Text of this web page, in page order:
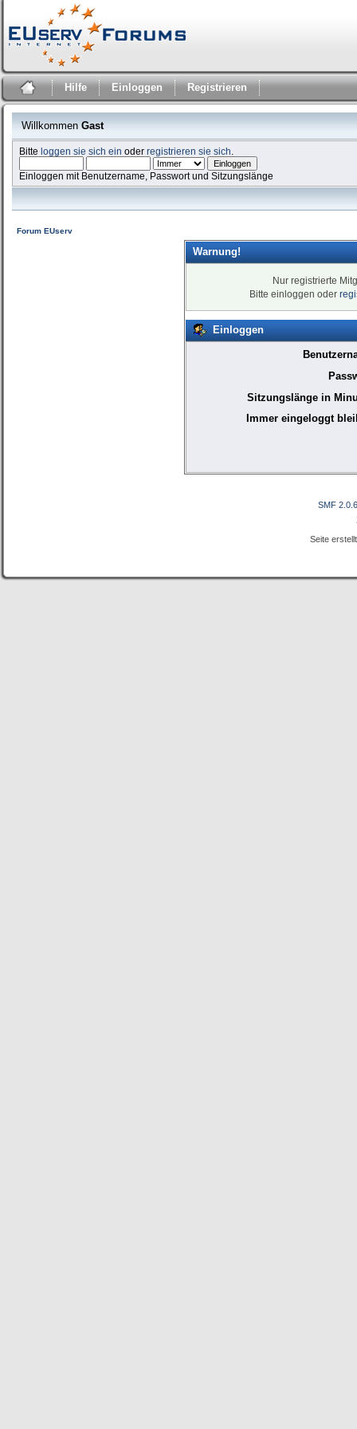
Hilfe Einloggen Registrieren
Willkommen Gast
Bitteloggen sie sich ein oderregistrieren sie sich
Einloggen mit Benutzername, Passwort und Sitzungslänge
Forum EUserv
Warnung!
Nur registrierte
Bitte einloggen oder
Einloggen
Sitzungslänge in
Immer eingeloggt
SMF 2.0.6
Seite